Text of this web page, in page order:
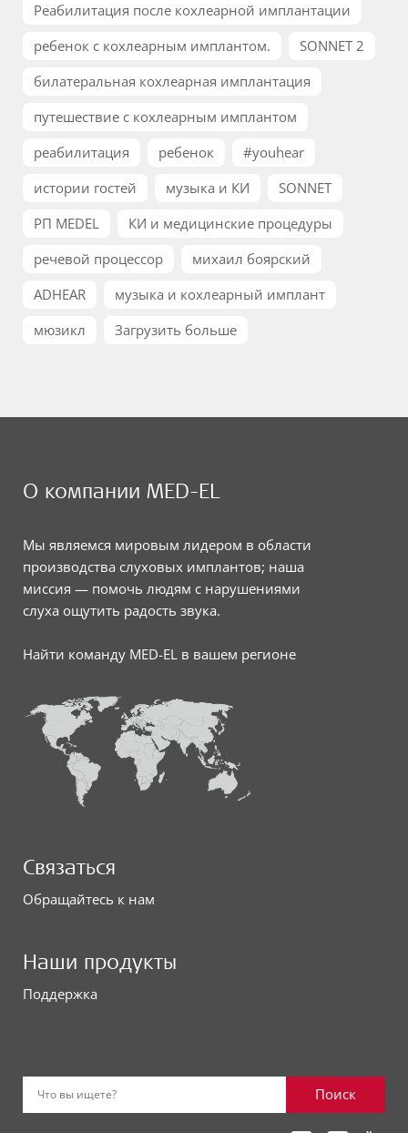
Реабилитация после кохлеарной имплантации
ребенок с кохлеарным имплантом.
SONNET 2
билатеральная кохлеарная имплантация
путешествие с кохлеарным имплантом
реабилитация
ребенок
#youhear
истории гостей
музыка и КИ
SONNET
РП MEDEL
КИ и медицинские процедуры
речевой процессор
михаил боярский
ADHEAR
музыка и кохлеарный имплант
мюзикл
Загрузить больше
О компании MED-EL
Мы являемся мировым лидером в области
производства слуховых имплантов; наша
миссия — помочь людям с нарушениями
слуха ощутить радость звука.
Найти команду MED-EL в вашем регионе
Связаться
Обращайтесь к нам
Наши продукты
Поддержка
Что вы ищете? Поиск